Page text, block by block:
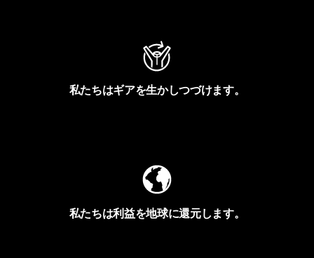
私たちはギアを生かしつづけます。
私たちは利益を地球に還元します。